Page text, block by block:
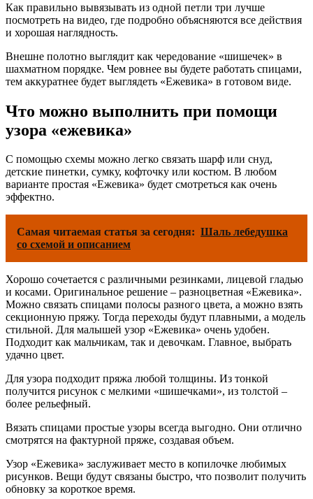
Как правильно вывязывать из одной петли три лучше
посмотреть на видео, где подробно объясняются все действия
и хорошая наглядность.
Внешне полотно выглядит как чередование «шишечек» в
шахматном порядке. Чем ровнее вы будете работать спицами,
тем аккуратнее будет выглядеть «Ежевика» в готовом виде.
Что можно выполнить при помощи
узора «ежевика»
С помощью схемы можно легко связать шарф или снуд,
детские пинетки, сумку, кофточку или костюм. В любом
варианте простая «Ежевика» будет смотреться как очень
эффектно.
Самая читаемая статья за сегодня: Шаль лебедушка
со схемой и описанием
Хорошо сочетается с различными резинками, лицевой гладью
и косами. Оригинальное решение – разноцветная «Ежевика».
Можно связать спицами полосы разного цвета, а можно взять
секционную пряжу. Тогда переходы будут плавными, а модель
стильной. Для малышей узор «Ежевика» очень удобен.
Подходит как мальчикам, так и девочкам. Главное, выбрать
удачно цвет.
Для узора подходит пряжа любой толщины. Из тонкой
получится рисунок с мелкими «шишечками», из толстой –
более рельефный.
Вязать спицами простые узоры всегда выгодно. Они отлично
смотрятся на фактурной пряже, создавая объем.
Узор «Ежевика» заслуживает место в копилочке любимых
рисунков. Вещи будут связаны быстро, что позволит получить
обновку за короткое время.